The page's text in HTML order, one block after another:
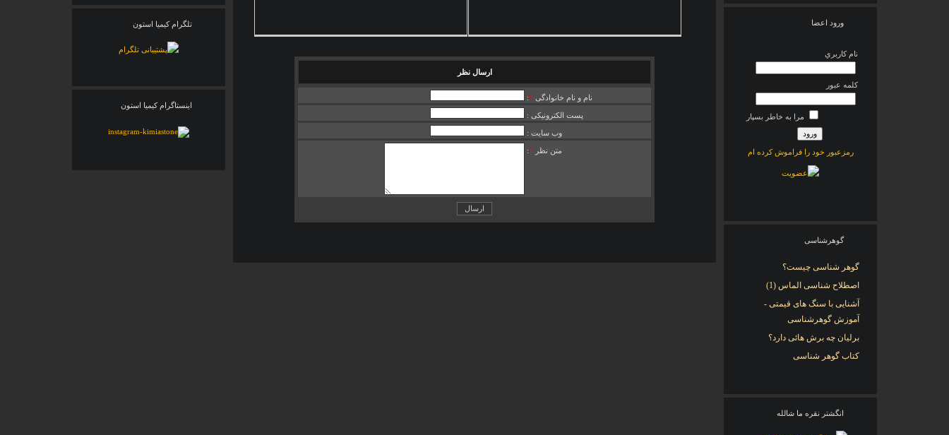
ورود اعضا
نام کاربري
کلمه عبور
مرا به خاطر بسپار
رمزعبور خود را فراموش کرده ام
گوهرشناسی
گوهر شناسی چیست؟
اصطلاح شناسی الماس (1)
آشنایی با سنگ های قیمتی -
آموزش گوهرشناسی
برلیان چه برش هائی دارد؟
کتاب گوهر شناسی
انگشتر نقره ما شالله
ارسال نظر
نام و نام خانوادگی *
:
پست الکترونیکی :
وب سایت :
متن نظر *
:
تلگرام کیمیا استون
اینستاگرام کیمیا استون